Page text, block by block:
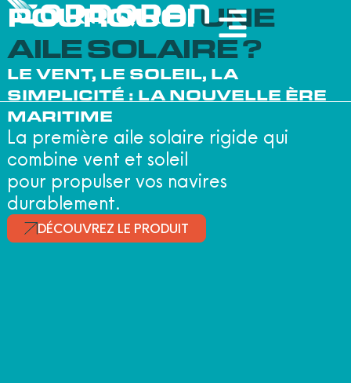
POURQUOIUNE
AILE SOLAIRE ?
LE VENT, LE SOLEIL, LA
SIMPLICITÉ : LA NOUVELLE ÈRE
MARITIME
La première aile solaire rigide qui
combine vent et soleil
pour propulser vos navires
durablement.
DÉCOUVREZ LE PRODUIT